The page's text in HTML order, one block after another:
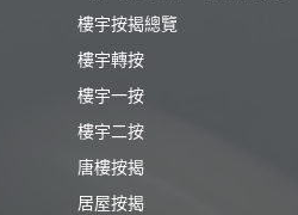
樓宇按揭總覽
樓宇轉按
樓宇一按
樓宇二按
唐樓按揭
居屋按揭